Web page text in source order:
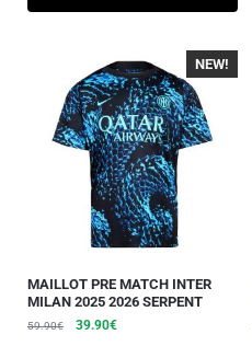
-40%
NEW!
MAILLOT PRE MATCH INTER
MILAN 2025 2026 SERPENT
59.90€ 39.90€